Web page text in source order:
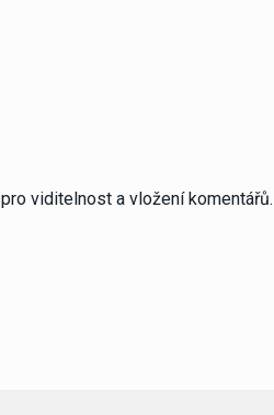
pro viditelnost a vložení komentářů.